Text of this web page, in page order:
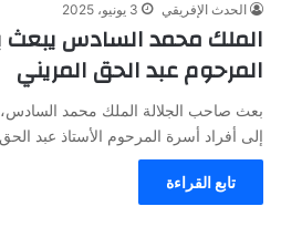
الحدث الإفريقي 3 يونيو، 2025
الملك محمد السادس يبعث
المرحوم عبد الحق المريني
بعث صاحب الجلالة الملك محمد السادس،
إلى أفراد أسرة المرحوم الأستاذ عبد
تابع القراءة